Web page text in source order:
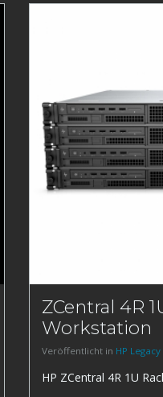
ZCentral 4R
Workstation
Veröffentlicht in HP
HP ZCentral 4R 1U